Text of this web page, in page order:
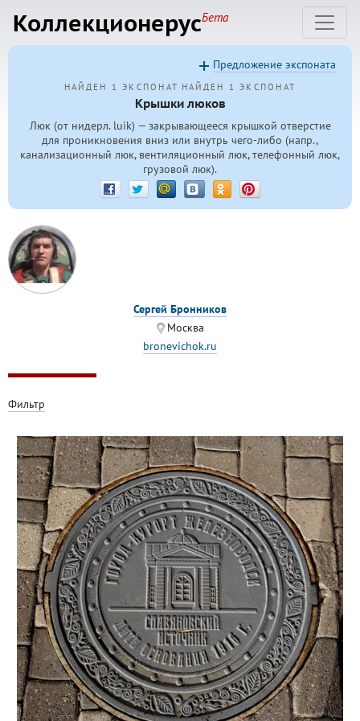
КоллекционерусБета
НАЙДЕН 1 ЭКСПОНАТ НАЙДЕН 1 ЭКСПОНАТ
Крышки люков
Люк (от нидерл. luik) — закрывающееся крышкой отверстие
для проникновения вниз или внутрь чего-либо (напр.,
канализационный люк, вентиляционный люк, телефонный люк,
грузовой люк).
Предложение экспоната
Сергей Бронников
Москва
bronevichok.ru
Фильтр